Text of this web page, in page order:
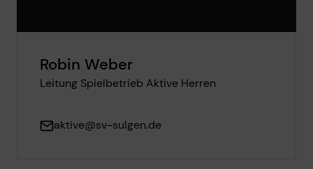
Robin Weber
Leitung Spielbetrieb Aktive Herren
aktive@sv-sulgen.de